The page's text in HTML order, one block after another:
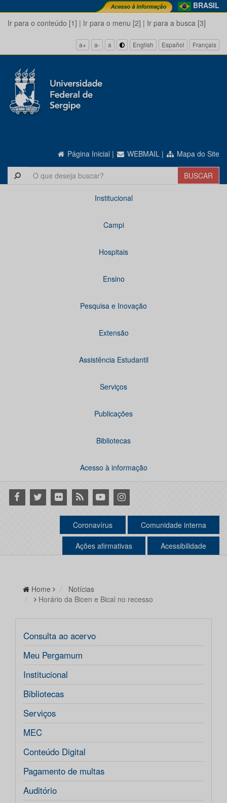
BRASIL
Ir para o conteúdo [1] | Ir para o menu [2] | Ir para a busca [3]
a+ a- a English Español Français
Página Inicial | WEBMAIL | Mapa do Site
Institucional
Campi
Hospitais
Ensino
Pesquisa e Inovação
Extensão
Assistência Estudantil
Serviços
Publicações
Bibliotecas
Acesso à informação
Facebook
Twitter Flickr RSS YoutubeInstagram
Coronavírus Comunidade interna
Ações afirmativas Acessibilidade
Home
Notícias
Horário da Bicen e Bical no recesso
Consulta ao acervo
Meu Pergamum
Institucional
Bibliotecas
Serviços
MEC
Conteúdo Digital
Pagamento de multas
Auditório